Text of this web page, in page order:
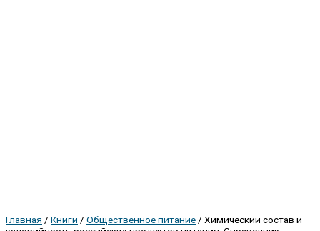
Главная / Книги / Общественное питание / Химический состав и